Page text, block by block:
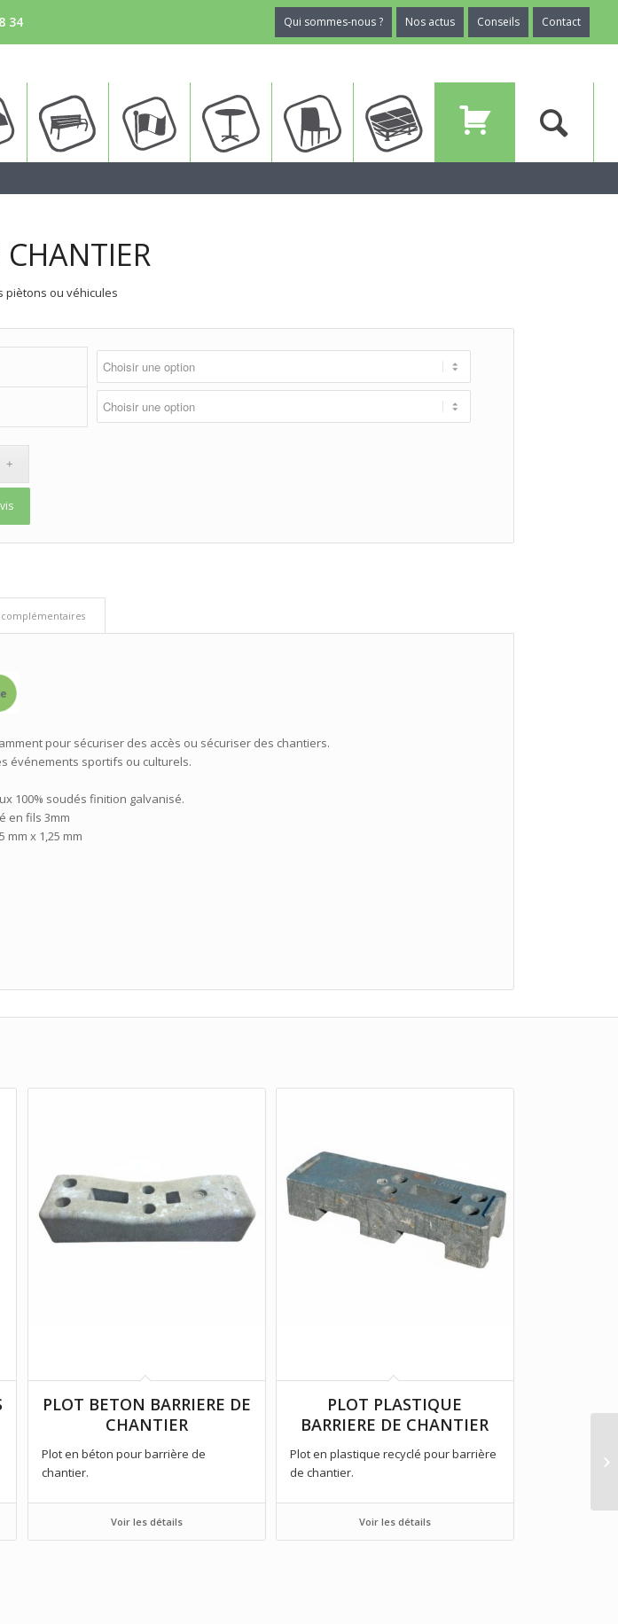
34 Contact
Conseils
Nos actus
Qui sommes-nous ?
Tente Bancs Drapeaux Tables Chaises Planchers
CHANTIER
piètons ou véhicules
pour sécuriser des accès ou sécuriser des chantiers.
événements sportifs ou culturels.
100% soudés finition galvanisé.
en fils 3mm
mm x 1,25 mm
PLOT BETON BARRIERE DE
CHANTIER
Plot en béton pour barrière de
chantier.
Voir les détails
PLOT PLASTIQUE
BARRIERE DE CHANTIER
Plot en plastique recyclé pour barrière
de chantier.
Voir les détails